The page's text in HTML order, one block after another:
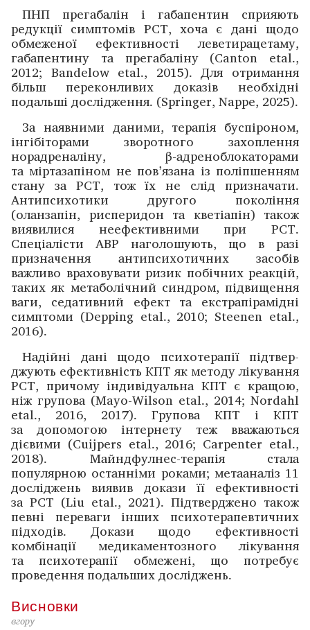
ПНП прегабалін і габапентин сприяють
редукції симптомів РСТ, хоча є дані щодо
обмеженої ефективності леветирацетаму,
габапентину та прегабаліну (Canton etal.,
2012; Bandelow etal., 2015). Для отримання
більш переконливих доказів необхідні
подальші дослі­дження. (Springer, Nappe, 2025).
За наявними даними, терапія буспіроном,
інгібіторами зворотного захоплення
норадреналіну, β-адреноблокаторами
та міртазапіном не пов’язана із поліпшенням
стану за РСТ, тож їх не слід призначати.
Антипсихотики другого покоління
(оланзапін, рисперидон та кветіапін) також
виявилися неефективними при РСТ.
Спеціалісти ABP наголошують, що в разі
призначення антипсихотичних засобів
важливо враховувати ризик побічних реакцій,
таких як метаболічний синдром, підвищення
ваги, седативний ефект та екстрапірамідні
симптоми (Depping etal., 2010; Steenen etal.,
2016).
Надійні дані щодо психотерапії підтвер­
джують ефективність КПТ як методу лікування
РСТ, причому індивідуальна КПТ є кращою,
ніж групова (Mayo-Wilson etal., 2014; Nordahl
etal., 2016, 2017). Групова КПТ і КПТ
за допомогою інтернету теж вважаються
дієвими (Cuijpers etal., 2016; Carpenter etal.,
2018). Майндфулнес-терапія стала
популярною останніми роками; метааналіз 11
дослі­джень виявив докази її ефективності
за РСТ (Liu etal., 2021). Підтвер­джено також
певні переваги інших психотерапевтичних
підходів. Докази щодо ефективності
комбінації медикаментозного лікування
та психотерапії обмежені, що потребує
проведення подальших дослі­джень.
Висновки
вгору